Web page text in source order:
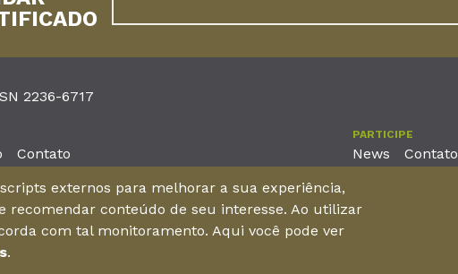
2236-6717
Contato
PARTICIPE
News Contato
Moreira, No. 2001 – 11º andar - Bairro Aldeota
– Ceará - Brasil - CEP 60170-001
externos para melhorar a sua experiência,
recomendar conteúdo de seu interesse. Ao utilizar
com tal monitoramento. Aqui você pode ver
.